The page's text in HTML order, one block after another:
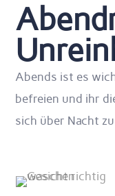
Abends ist es
befreien und ihr
sich über Nacht